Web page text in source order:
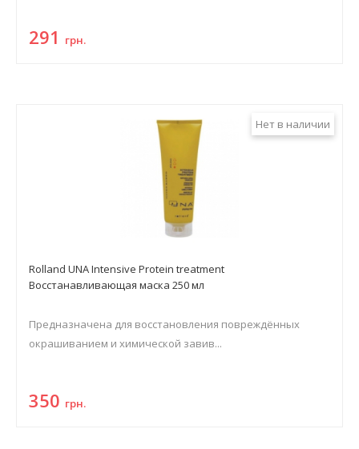
291 грн.
Нет в наличии
Rolland UNA Intensive Protein treatment
Восстанавливающая маска 250 мл
Предназначена для восстановления повреждённых
окрашиванием и химической завив...
350 грн.